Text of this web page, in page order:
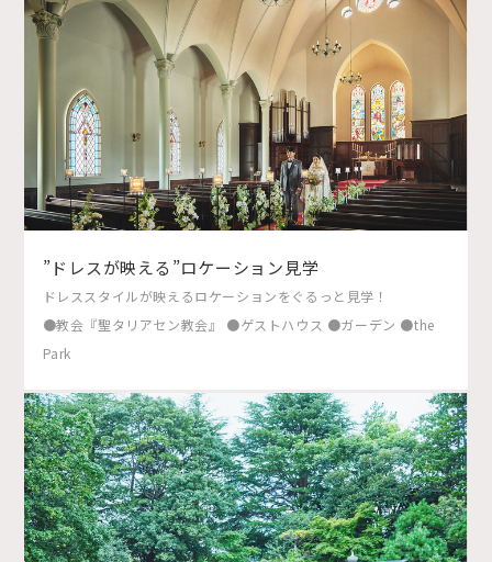
”ドレスが映える”ロケーション見学
ドレススタイルが映えるロケーションをぐるっと見学！
●教会『聖タリアセン教会』 ●ゲストハウス ●ガーデン ●the
Park